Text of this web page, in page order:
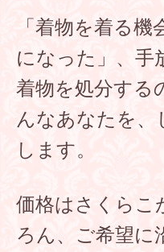
「着物を着る
になった」、手
着物を処分する
んなあなたを、
します。
価格はさくらこ
ろん、ご希望に